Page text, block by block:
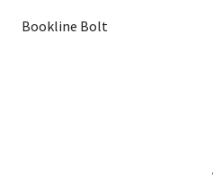
Bookline Bolt